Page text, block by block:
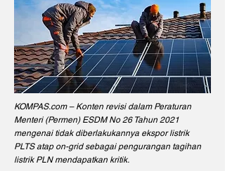
KOMPAS.com – Konten revisi dalam Peraturan
Menteri (Permen) ESDM No 26 Tahun 2021
mengenai tidak diberlakukannya ekspor listrik
PLTS atap on-grid sebagai pengurangan tagihan
listrik PLN mendapatkan kritik.